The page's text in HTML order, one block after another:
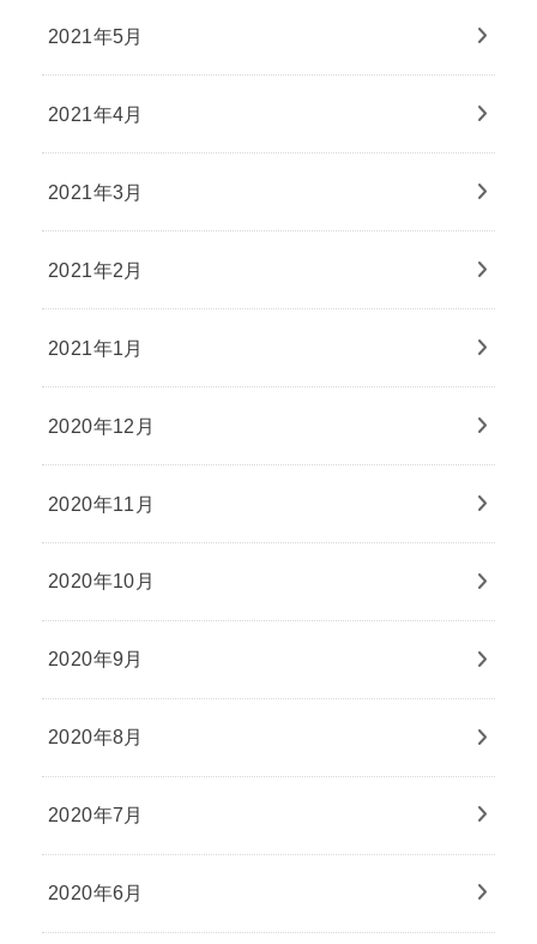
2021年5月
2021年4月
2021年3月
2021年2月
2021年1月
2020年12月
2020年11月
2020年10月
2020年9月
2020年8月
2020年7月
2020年6月